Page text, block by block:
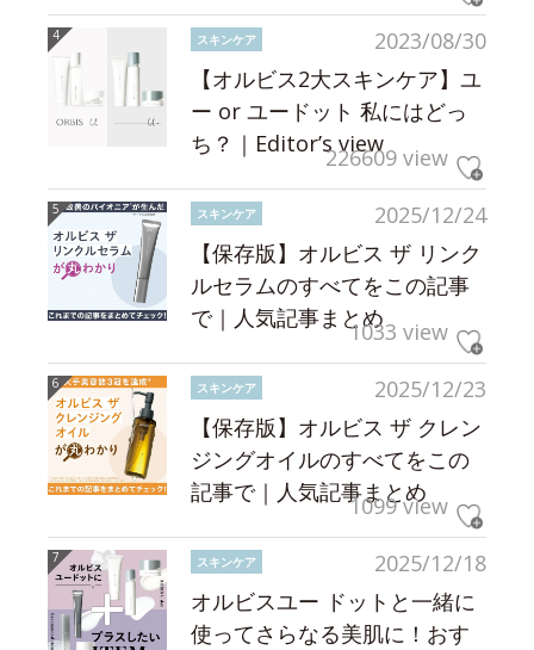
2023/08/30
スキンケア
【オルビス2大スキンケア】ユ
ー or ユードット 私にはどっ
ち？｜Editor’s view226609 view
2025/12/24
スキンケア
【保存版】オルビス ザ リンク
ルセラムのすべてをこの記事
で｜人気記事まとめ1033 view
2025/12/23
スキンケア
【保存版】オルビス ザ クレン
ジングオイルのすべてをこの
記事で｜人気記事まとめ
1099 view
2025/12/18
スキンケア
オルビスユー ドットと一緒に
使ってさらなる美肌に！おす